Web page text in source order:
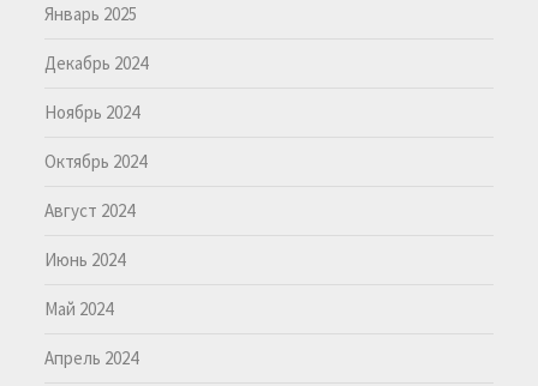
Январь 2025
Декабрь 2024
Ноябрь 2024
Октябрь 2024
Август 2024
Июнь 2024
Май 2024
Апрель 2024